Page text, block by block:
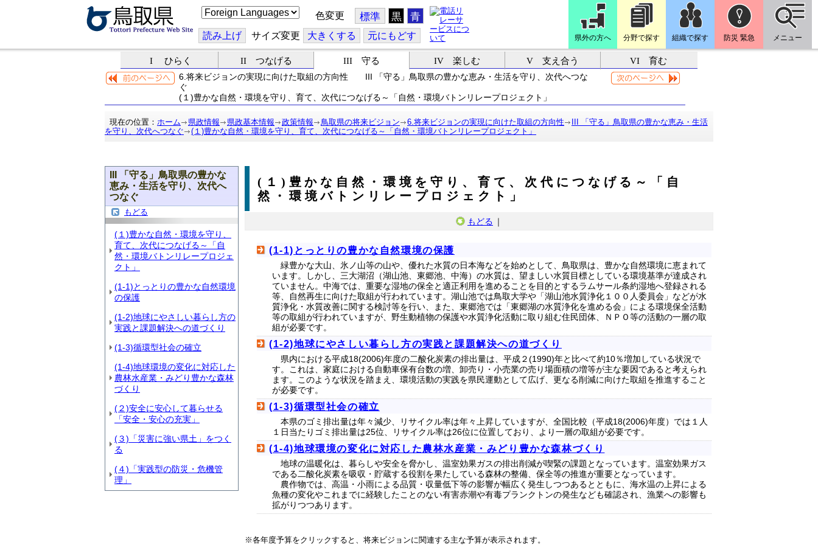
こ
の
ジ
を
訳
す
色変更 標準 黒 青
読み上げ サイズ変更 大きくする 元にもどす 県外の方へ 分野で探す 組織で探す 防災 緊急 メニュー
I ひらく II つなげる III 守る IV 楽しむ V 支え合う VI 育む
6.将来ビジョンの実現に向けた取組の方向性 III 「守る」鳥取県の豊かな恵み・生活を守り、次代へつな
ぐ
(１)豊かな自然・環境を守り、育て、次代につなげる～「自然・環境バトンリレープロジェクト」
現在の位置： ホーム 県政情報 県政基本情報 政策情報 鳥取県の将来ビジョン 6.将来ビジョンの実現に向けた取組の方向性
III 「守る」鳥取県の豊かな恵み・生活
を守り、次代へつなぐ
(１)豊かな自然・環境を守り、育て、次代につなげる～「自然・環境バトンリレープロジェクト」
III 「守る」鳥取県の豊かな
恵み・生活を守り、次代へ
つなぐ
もどる
(１)豊かな自然・環境を守り、
育て、次代につなげる～「自
然・環境バトンリレープロジェ
クト」
(1-1)とっとりの豊かな自然環境
の保護
(1-2)地球にやさしい暮らし方の
実践と課題解決への道づくり
(1-3)循環型社会の確立
(1-4)地球環境の変化に対応した
農林水産業・みどり豊かな森林
づくり
(２)安全に安心して暮らせる
「安全・安心の充実」
(３)「災害に強い県土」をつく
る
(４)「実践型の防災・危機管
理」
(１)豊かな自然・環境を守り、育て、次代につなげる～「自
然・環境バトンリレープロジェクト」
もどる ｜
(1-1)とっとりの豊かな自然環境の保護
緑豊かな大山、氷ノ山等の山や、優れた水質の日本海などを始めとして、鳥取県は、豊かな自然環境に恵まれて
います。しかし、三大湖沼（湖山池、東郷池、中海）の水質は、望ましい水質目標としている環境基準が達成され
ていません。中海では、重要な湿地の保全と適正利用を進めることを目的とするラムサール条約湿地へ登録される
等、自然再生に向けた取組が行われています。湖山池では鳥取大学や「湖山池水質浄化１００人委員会」などが水
質浄化・水質改善に関する検討等を行い、また、東郷池では「東郷湖の水質浄化を進める会」による環境保全活動
等の取組が行われていますが、野生動植物の保護や水質浄化活動に取り組む住民団体、ＮＰＯ等の活動の一層の取
組が必要です。
(1-2)地球にやさしい暮らし方の実践と課題解決への道づくり
県内における平成18(2006)年度の二酸化炭素の排出量は、平成２(1990)年と比べて約10％増加している状況で
す。これは、家庭における自動車保有台数の増、卸売り・小売業の売り場面積の増等が主な要因であると考えられ
ます。このような状況を踏まえ、環境活動の実践を県民運動として広げ、更なる削減に向けた取組を推進すること
が必要です。
(1-3)循環型社会の確立
本県のゴミ排出量は年々減少、リサイクル率は年々上昇していますが、全国比較（平成18(2006)年度）では１人
１日当たりゴミ排出量は25位、リサイクル率は26位に位置しており、より一層の取組が必要です。
(1-4)地球環境の変化に対応した農林水産業・みどり豊かな森林づくり
地球の温暖化は、暮らしや安全を脅かし、温室効果ガスの排出削減が喫緊の課題となっています。温室効果ガス
である二酸化炭素を吸収・貯蔵する役割を果たしている森林の整備、保全等の推進が重要となっています。
農作物では、高温・小雨による品質・収量低下等の影響が幅広く発生しつつあるとともに、海水温の上昇による
魚種の変化やこれまでに経験したことのない有害赤潮や有毒プランクトンの発生なども確認され、漁業への影響も
拡がりつつあります。
※各年度予算をクリックすると、将来ビジョンに関連する主な予算が表示されます。